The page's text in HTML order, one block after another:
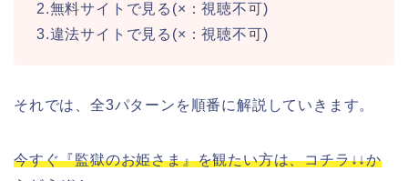
2.無料サイトで見る(×：視聴不可)
3.違法サイトで見る(×：視聴不可)
それでは、全3パターンを順番に解説していきます。
今すぐ『監獄のお姫さま』を観たい方は、コチラ↓↓か